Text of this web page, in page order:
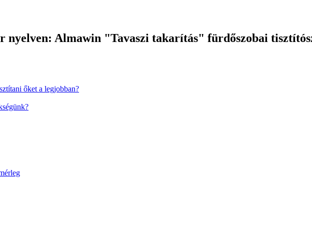
nyelven: Almawin "Tavaszi takarítás" fürdőszobai
őket a legjobban?